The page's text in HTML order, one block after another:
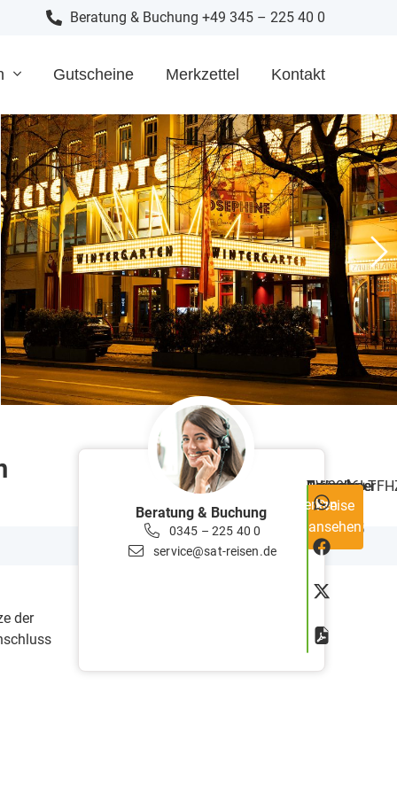
Beratung & Buchung +49 345 – 225 40 0
Gutscheine Merkzettel Kontakt
der
Beratung & Buchung
0345 – 225 40 0
service@sat-reisen.de
Reisecode
Dauer
1
Tage
Teilnehmer
Preisab
€
105
Preise
ansehen
Merken